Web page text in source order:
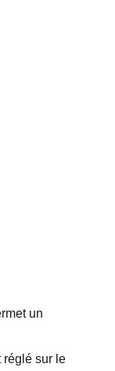
un
réglé sur le